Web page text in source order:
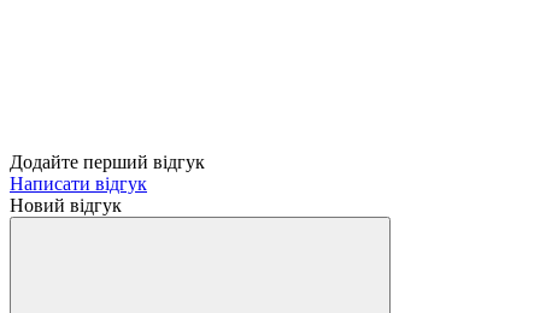
Додайте перший відгук
Написати відгук
Новий відгук